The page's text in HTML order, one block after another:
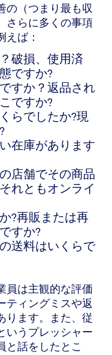
の（つまり最も収
さらに多くの事項
えば：
破損、使用済
ですか?
すか？返品され
ですか?
らでしたか?現
在庫があります
店舗でその商品
れともオンライ
?再販または再
すか?
送料はいくらで
員は主観的な評価
ティングミスや返
ります。また、従
いうプレッシャー
と話をしたとこ